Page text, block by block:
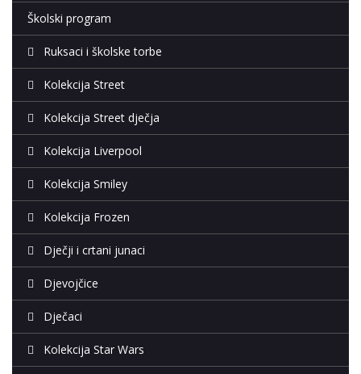
Školski program
Ruksaci i školske torbe
Kolekcija Street
Kolekcija Street dječja
Kolekcija Liverpool
Kolekcija Smiley
Kolekcija Frozen
Dječji i crtani junaci
Djevojčice
Dječaci
Kolekcija Star Wars